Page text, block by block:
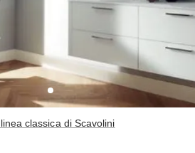
classica di Scavolini